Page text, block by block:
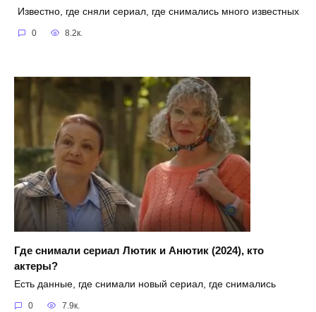
Известно, где сняли сериал, где снимались много известных
0 8.2к.
Где снимали сериал Лютик и Анютик (2024), кто
актеры?
Есть данные, где снимали новый сериал, где снимались
0 7.9к.